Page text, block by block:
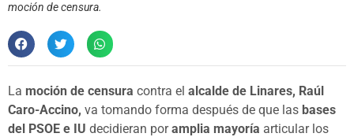
moción de censura.
La moción de censura contra el alcalde de Linares, Raúl
Caro-Accino, va tomando forma después de que las bases
del PSOE e IU decidieran poramplia mayoría articular los